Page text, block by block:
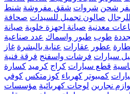
شحن شروات شقق مفروشة شنط
صالون تجميل للسيدات صحافة
معدنية صيانة اجهزة خلوية صيانة
طوب طيور واسماك عدد صناعية
عطور عقارات عناية بالبشرة غاز
سيارات فرشات واسفنج فرقة فنية
قطع سيارات كراج كرميد كسارة
كمبيوتر كهرباء كوزمتكس كوفي
نجارين لوحات كهربائية مؤسسات